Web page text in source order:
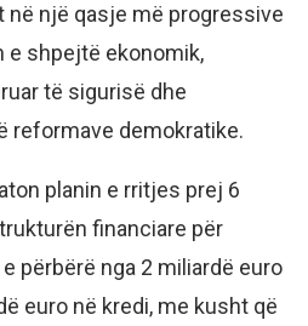
në një qasje më progressive
e shpejtë ekonomik,
të sigurisë dhe
reformave demokratike.
planin e rritjes prej 6
financiare për
përbërë nga 2 miliardë euro
euro në kredi, me kusht që